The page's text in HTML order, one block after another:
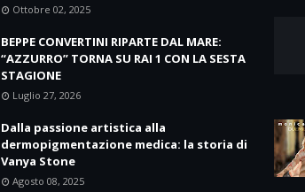
Ottobre 02, 2025
BEPPE CONVERTINI RIPARTE DAL MARE:
“AZZURRO” TORNA SU RAI 1 CON LA SESTA
STAGIONE
Luglio 27, 2026
Dalla passione artistica alla
dermopigmentazione medica: la storia di
Vanya Stone
Agosto 08, 2025